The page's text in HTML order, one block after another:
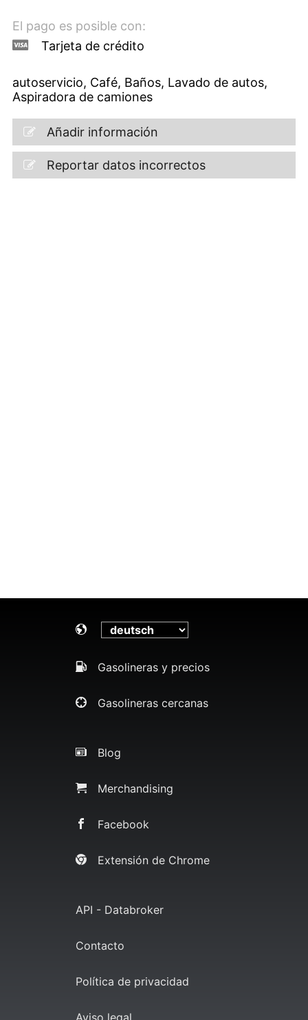
El pago es posible con:
Tarjeta de crédito
autoservicio, Café, Baños, Lavado de autos,
Aspiradora de camiones
Añadir información
Reportar datos incorrectos
Gasolineras y precios
Gasolineras cercanas
Blog
Merchandising
Facebook
Extensión de Chrome
API - Databroker
Contacto
Política de privacidad
Aviso legal